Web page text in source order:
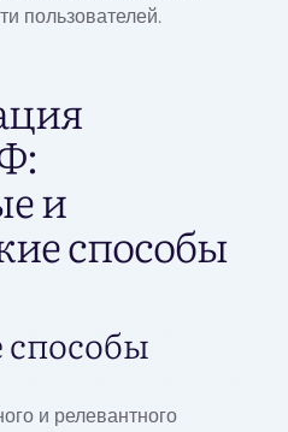
пользователей.
и
способы
способы
и релевантного